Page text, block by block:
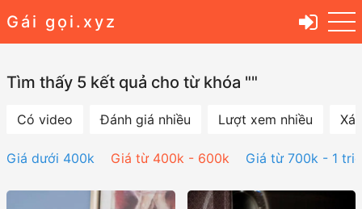
Gái gọi.xyz
Tìm thấy 5 kết quả cho từ khóa ""
Có video Đánh giá nhiều Lượt xem nhiều
Giá dưới 400k Giá từ 400k - 600k Giá từ 700k - 1